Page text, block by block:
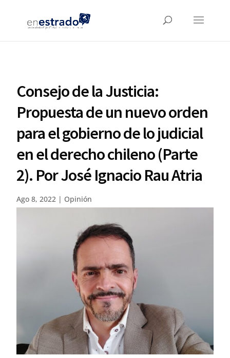
Consejo de la Justicia:
Propuesta de un nuevo orden
para el gobierno de lo judicial
en el derecho chileno (Parte
2). Por José Ignacio Rau Atria
Ago 8, 2022 | Opinión